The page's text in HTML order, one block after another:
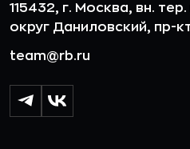
115432, г. Москва, вн.
округ Даниловский, пр-
team@rb.ru